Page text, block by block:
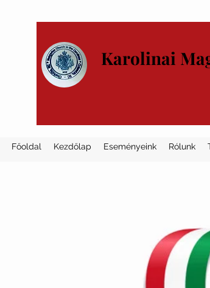
Karolinai
Főoldal Kezdőlap Eseményeink Rólunk